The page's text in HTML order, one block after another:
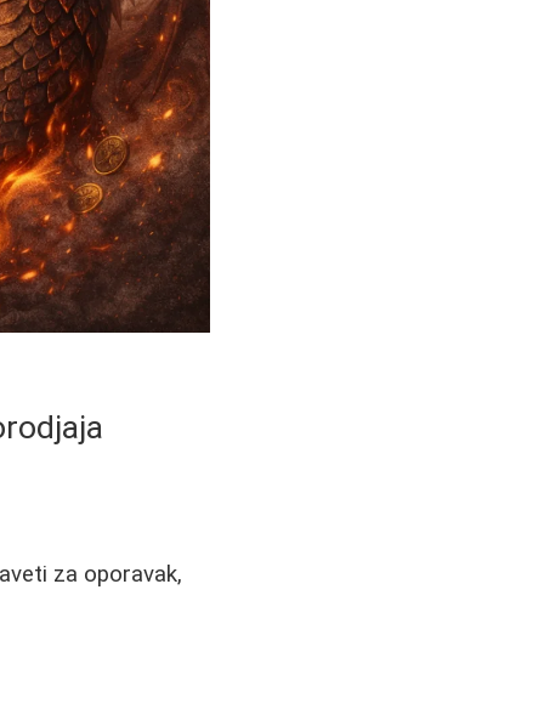
za oporavak,